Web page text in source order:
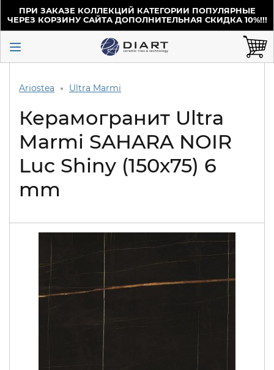
ПРИ ЗАКАЗЕ КОЛЛЕКЦИЙ КАТЕГОРИИ ПОПУЛЯРНЫЕ
ЧЕРЕЗ КОРЗИНУ САЙТА ДОПОЛНИТЕЛЬНАЯ СКИДКА 10%!!!
Ariostea Ultra Marmi
Керамогранит Ultra
Marmi SAHARA NOIR
Luc Shiny (150х75) 6
mm